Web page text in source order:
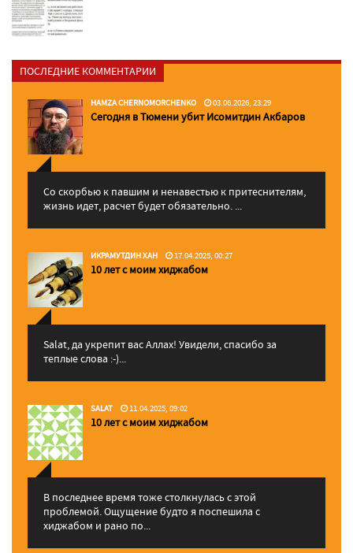
ПОСЛЕДНИЕ КОММЕНТАРИИ
HAMZA CHERNOMORCHENKO 03.06.2026, 23:29
Сегодня в Тюмени убит Исомитдин Акбаров
Со скорбью к павшим и ненавестью к притеснителям,
жизнь идет, расчет будет обязательно. ...
ИКРАМУТДИН ХАН 17.04.2025, 00:27
10 лет с моим хиджабом
Salat, да укрепит вас Аллаx! Увидели, спасибо за
теплые слова :-)...
SALAT 11.04.2025, 09:02
10 лет с моим хиджабом
В последнее время тоже столкнулась с этой
проблемой. Ощущение будто я поспешила с
хиджабом и рано по...